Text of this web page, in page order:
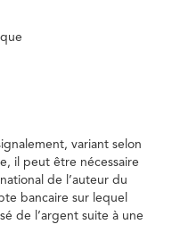
variant selon
il peut être nécessaire
de l’auteur du
bancaire sur lequel
de l’argent suite à une